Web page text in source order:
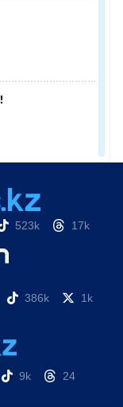
523k 17k
386k
1k
9k 24